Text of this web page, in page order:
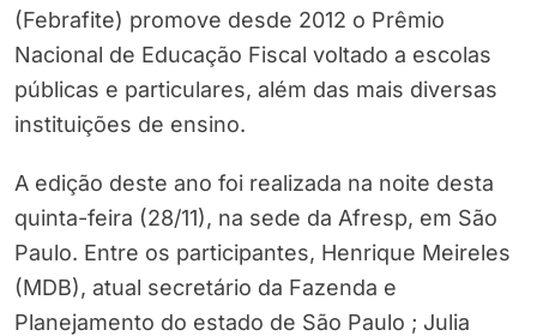
(Febrafite) promove desde 2012 o Prêmio
Nacional de Educação Fiscal voltado a escolas
públicas e particulares, além das mais diversas
instituições de ensino.
A edição deste ano foi realizada na noite desta
quinta-feira (28/11), na sede da Afresp, em São
Paulo. Entre os participantes, Henrique Meireles
(MDB), atual secretário da Fazenda e
Planejamento do estado de São Paulo ; Julia